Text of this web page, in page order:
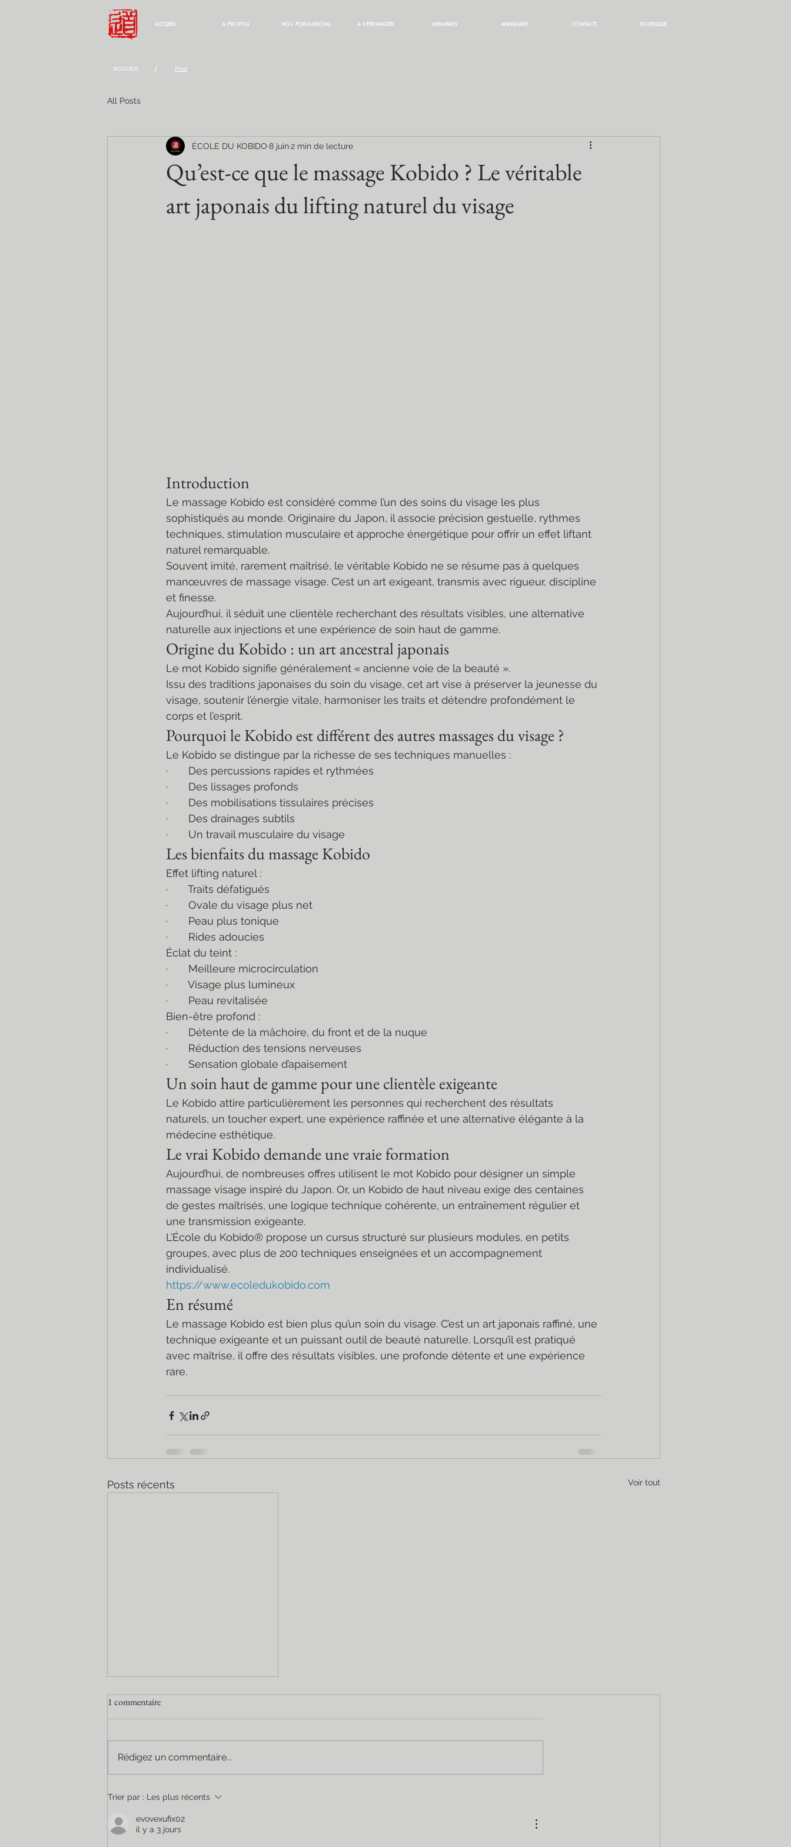
ACCUEIL A PROPOS NOS FORMATIONS A L'ETRANGER MEMBRES ANNUAIRE CONTACT BOUTIQUE
ACCUEIL / Post
All Posts
Qu’est-ce que le massage Kobido ? Le véritable
art japonais du lifting naturel du visage
ÉCOLE DU KOBIDO 8 juin 2 min de lecture
Introduction
Le massage Kobido est considéré comme l’un des soins du visage les plus
sophistiqués au monde. Originaire du Japon, il associe précision gestuelle, rythmes
techniques, stimulation musculaire et approche énergétique pour offrir un effet liftant
naturel remarquable.
Souvent imité, rarement maîtrisé, le véritable Kobido ne se résume pas à quelques
manœuvres de massage visage. C’est un art exigeant, transmis avec rigueur, discipline
et finesse.
Aujourd’hui, il séduit une clientèle recherchant des résultats visibles, une alternative
naturelle aux injections et une expérience de soin haut de gamme.
Origine du Kobido : un art ancestral japonais
Le mot Kobido signifie généralement « ancienne voie de la beauté ».
Issu des traditions japonaises du soin du visage, cet art vise à préserver la jeunesse du
visage, soutenir l’énergie vitale, harmoniser les traits et détendre profondément le
corps et l’esprit.
Pourquoi le Kobido est différent des autres massages du visage ?
Le Kobido se distingue par la richesse de ses techniques manuelles :
·       Des percussions rapides et rythmées
·       Des lissages profonds
·       Des mobilisations tissulaires précises
·       Des drainages subtils
·       Un travail musculaire du visage
Les bienfaits du massage Kobido
Effet lifting naturel :
·       Traits défatigués
·       Ovale du visage plus net
·       Peau plus tonique
·       Rides adoucies
Éclat du teint :
·       Meilleure microcirculation
·       Visage plus lumineux
·       Peau revitalisée
Bien-être profond :
·       Détente de la mâchoire, du front et de la nuque
·       Réduction des tensions nerveuses
·       Sensation globale d’apaisement
Un soin haut de gamme pour une clientèle exigeante
Le Kobido attire particulièrement les personnes qui recherchent des résultats
naturels, un toucher expert, une expérience raffinée et une alternative élégante à la
médecine esthétique.
Le vrai Kobido demande une vraie formation
Aujourd’hui, de nombreuses offres utilisent le mot Kobido pour désigner un simple
massage visage inspiré du Japon. Or, un Kobido de haut niveau exige des centaines
de gestes maîtrisés, une logique technique cohérente, un entraînement régulier et
une transmission exigeante.
L’École du Kobido® propose un cursus structuré sur plusieurs modules, en petits
groupes, avec plus de 200 techniques enseignées et un accompagnement
individualisé.
https://www.ecoledukobido.com
En résumé
Le massage Kobido est bien plus qu’un soin du visage. C’est un art japonais raffiné, une
technique exigeante et un puissant outil de beauté naturelle. Lorsqu’il est pratiqué
avec maîtrise, il offre des résultats visibles, une profonde détente et une expérience
rare.
Posts récents Voir tout
Les bienfaits du massage Kobido
l'organisme
1 commentaire
Rédigez un commentaire...
Trier par : Les plus récents
evovexufix02
il y a 3 jours